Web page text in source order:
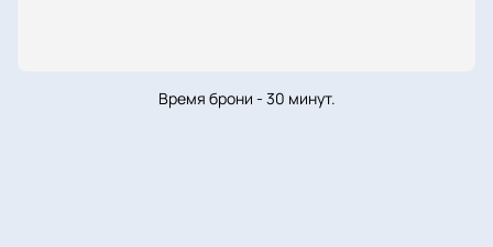
Время брони - 30 минут.